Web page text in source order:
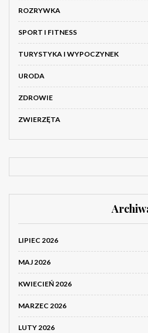
ROZRYWKA
SPORT I FITNESS
TURYSTYKA I WYPOCZYNEK
URODA
ZDROWIE
ZWIERZĘTA
LIPIEC 2026
MAJ 2026
KWIECIEŃ 2026
MARZEC 2026
LUTY 2026